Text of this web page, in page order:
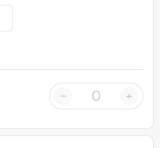
- +